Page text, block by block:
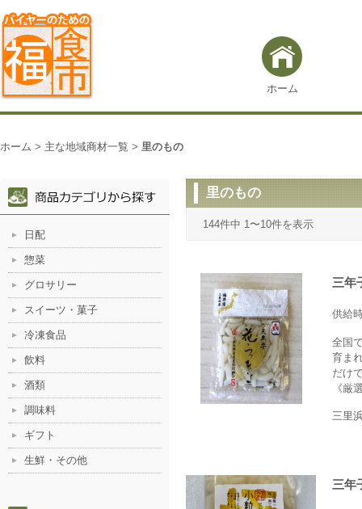
ホーム
ホーム > 主な地域商材一覧 > 里のもの
里のもの
144件中 1〜10件を表示
三年
供給
全国
育ま
だけ
《厳
三里
三
日配
惣菜
グロサリー
スイーツ・菓子
冷凍食品
飲料
酒類
調味料
ギフト
生鮮・その他